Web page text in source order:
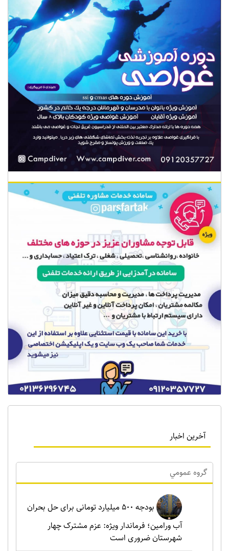
آخرین اخبار
گروه عمومي
بودجه ۵۰۰ میلیارد تومانی برای حل بحران
آب ورامین؛ فرماندار ویژه: عزم مشترک چهار
شهرستان ضروری است